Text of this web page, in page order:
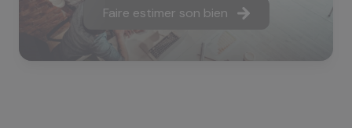
Faire estimer son bien